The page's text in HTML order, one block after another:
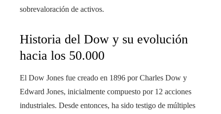
sobrevaloración de activos.
Historia del Dow y su evolución
hacia los 50.000
El Dow Jones fue creado en 1896 por Charles Dow y
Edward Jones, inicialmente compuesto por 12 acciones
industriales. Desde entonces, ha sido testigo de múltiples